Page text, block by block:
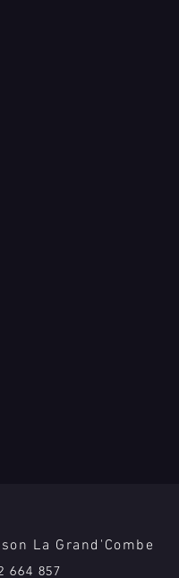
La Grand'Combe
664 857